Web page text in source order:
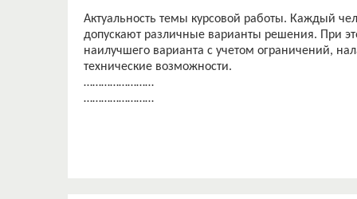
Актуальность темы курсовой работы. Каждый
допускают различные варианты решения. При
наилучшего варианта с учетом ограничений,
технические возможности.
……………………
……………………